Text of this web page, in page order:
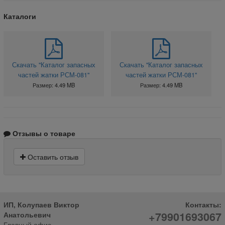
Каталоги
Скачать "Каталог запасных
частей жатки РСМ-081"
Размер: 4.49 MB
Скачать "Каталог запасных
частей жатки РСМ-081"
Размер: 4.49 MB
Отзывы о товаре
Оставить отзыв
ИП, Колупаев Виктор
Анатольевич
Контакты:
+79901693067